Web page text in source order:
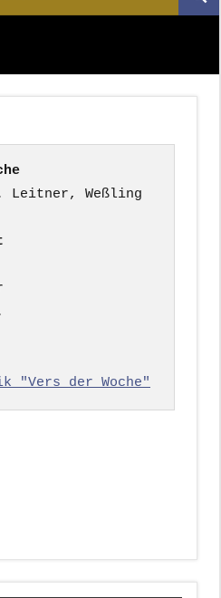
"Vers der Woche"